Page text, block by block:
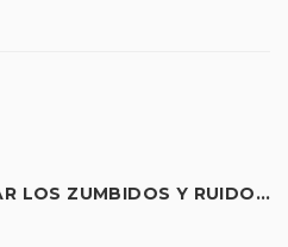
CÓMO ELIMINAR LOS ZUMBIDOS Y RUIDOS DE NUESTRO EQUIPO DE SONIDO.